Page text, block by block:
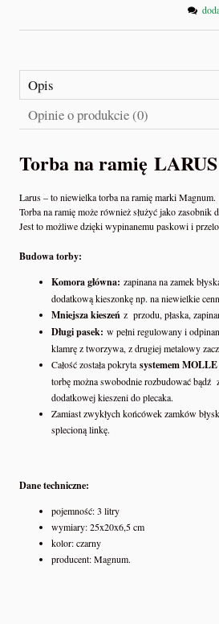
Opis
Opinie o produkcie (0)
Torba na ramię
Larus – to niewielka torba na ramię marki Magnum.
Torba na ramię może również służyć jako zasobnik
Jest to możliwe dzięki wypinanemu paskowi i
Budowa torby:
Komora główna: zapinana na zamek
dodatkową kieszonkę np. na niewielkie
Mniejsza kieszeń z przodu, płaska,
Długi pasek: w pełni regulowany i
klamrę z tworzywa, z drugiej metalowy
Całość została pokrytasystemem MOLLE
torbę można swobodnie rozbudować bądź
dodatkowej kieszeni do plecaka.
Zamiast zwykłych końcówek zamków
splecioną linkę.
Dane techniczne:
pojemność: 3 litry
wymiary: 25x20x6,5 cm
kolor: czarny
producent: Magnum.